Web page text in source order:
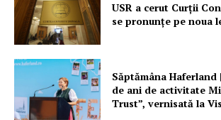
PRESShub
Despre noi / Echipa
Proiecte editoriale
Rețea
USR a cerut Curții
se pronunțe pe noua
Săptămâna Haferland
de ani de activitate
Trust”, vernisată la